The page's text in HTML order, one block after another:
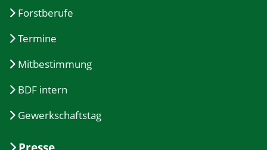
Forstberufe
Termine
Mitbestimmung
BDF intern
Gewerkschaftstag